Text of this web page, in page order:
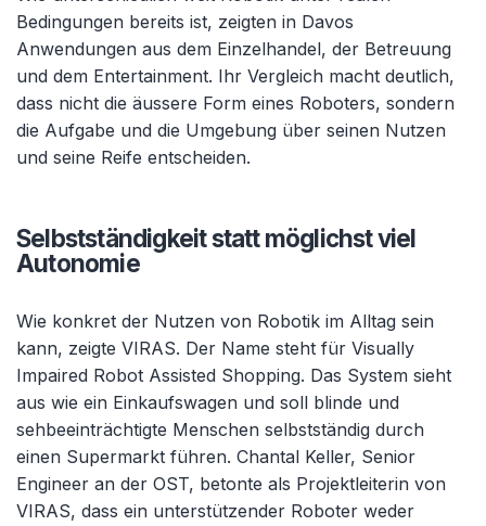
Bedingungen bereits ist, zeigten in Davos
Anwendungen aus dem Einzelhandel, der Betreuung
und dem Entertainment. Ihr Vergleich macht deutlich,
dass nicht die äussere Form eines Roboters, sondern
die Aufgabe und die Umgebung über seinen Nutzen
und seine Reife entscheiden.
Selbstständigkeit statt möglichst viel
Autonomie
Wie konkret der Nutzen von Robotik im Alltag sein
kann, zeigte VIRAS. Der Name steht für Visually
Impaired Robot Assisted Shopping. Das System sieht
aus wie ein Einkaufswagen und soll blinde und
sehbeeinträchtigte Menschen selbstständig durch
einen Supermarkt führen. Chantal Keller, Senior
Engineer an der OST, betonte als Projektleiterin von
VIRAS, dass ein unterstützender Roboter weder